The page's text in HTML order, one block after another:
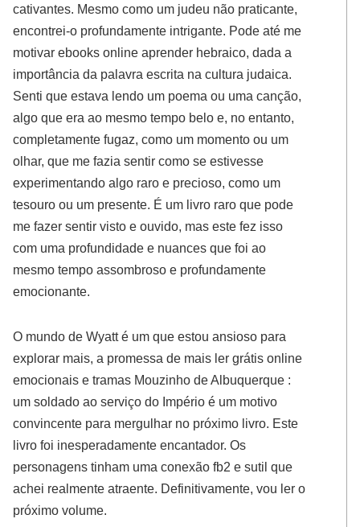
cativantes. Mesmo como um judeu não praticante,
encontrei-o profundamente intrigante. Pode até me
motivar ebooks online aprender hebraico, dada a
importância da palavra escrita na cultura judaica.
Senti que estava lendo um poema ou uma canção,
algo que era ao mesmo tempo belo e, no entanto,
completamente fugaz, como um momento ou um
olhar, que me fazia sentir como se estivesse
experimentando algo raro e precioso, como um
tesouro ou um presente. É um livro raro que pode
me fazer sentir visto e ouvido, mas este fez isso
com uma profundidade e nuances que foi ao
mesmo tempo assombroso e profundamente
emocionante.
O mundo de Wyatt é um que estou ansioso para
explorar mais, a promessa de mais ler grátis online
emocionais e tramas Mouzinho de Albuquerque :
um soldado ao serviço do Império é um motivo
convincente para mergulhar no próximo livro. Este
livro foi inesperadamente encantador. Os
personagens tinham uma conexão fb2 e sutil que
achei realmente atraente. Definitivamente, vou ler o
próximo volume.